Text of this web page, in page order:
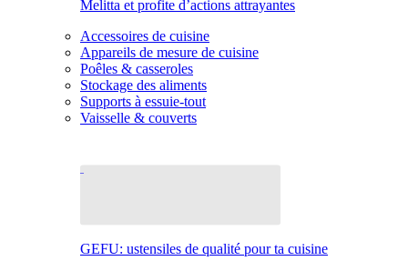
Melitta et profite d’actions attrayantes
Accessoires de cuisine
Appareils de mesure de cuisine
Poêles & casseroles
Stockage des aliments
Supports à essuie-tout
Vaisselle & couverts
GEFU: ustensiles de qualité pour ta cuisine